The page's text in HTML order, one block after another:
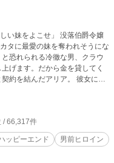
せ」 没落伯爵令嬢
タに最愛の妹を奪われそうにな
恐れられる冷徹な男、クラウ
陰謀が渦巻く社交界への潜入だ
』と『度胸』を武器に覚醒す
『国一番の淑女』へと駆け上が
要だ」 契約から始まった関係
令嬢
/ 66,317件
ッピーエンド
男前ヒロイン